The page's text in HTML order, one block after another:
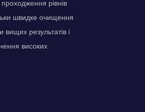
рівнів
швидке очищення
результатів і
високих